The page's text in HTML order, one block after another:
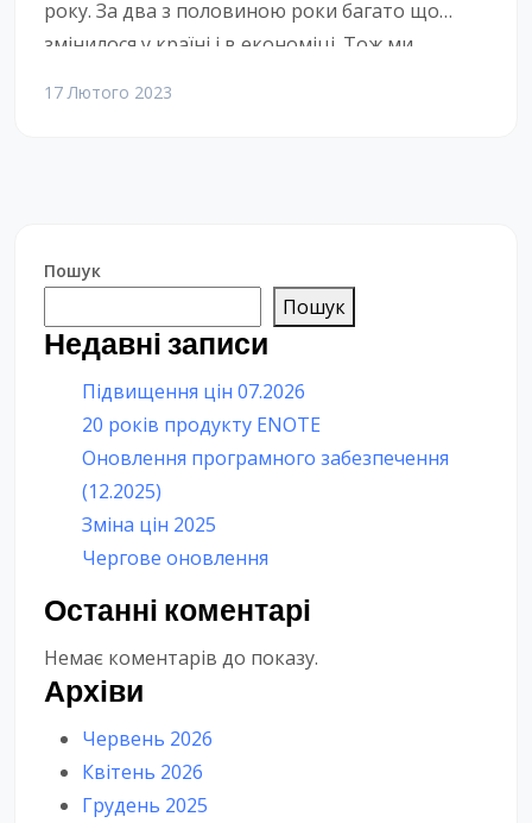
року. За два з половиною роки багато що
змінилося у країні і в економіці. Тож ми
17 Лютого 2023
Пошук
Пошук
Недавні записи
Підвищення цін 07.2026
20 років продукту ENOTE
Оновлення програмного забезпечення
(12.2025)
Зміна цін 2025
Чергове оновлення
Останні коментарі
Немає коментарів до показу.
Архіви
Червень 2026
Квітень 2026
Грудень 2025